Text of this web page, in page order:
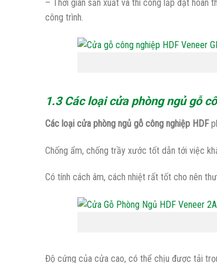
– Thời gian sản xuất và thi công lắp đặt hoàn
công trình.
1.3 Các loại cửa phòng ngủ gỗ
Các loại cửa phòng ngủ gỗ công nghiệp HDF
Chống ẩm, chống trầy xước tốt dẫn tới việc
Có tính cách âm, cách nhiệt rất tốt cho nên
Độ cứng của cửa cao, có thể chịu được tải